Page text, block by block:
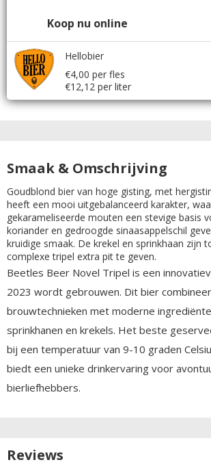
Koop nu online
Hellobier
€4,00 per fles
€12,12 per liter
Smaak & Omschrijving
Goudblond bier van hoge gisting, met
heeft een mooi uitgebalanceerd karakter,
gekarameliseerde mouten een stevige basis
koriander en gedroogde sinaasappelschil
kruidige smaak. De krekel en sprinkhaan zijn
complexe tripel extra pit te geven.
Beetles Beer Novel Tripel is een
2023 wordt gebrouwen. Dit bier
brouwtechnieken met moderne
sprinkhanen en krekels. Het beste
bij een temperatuur van 9-10 graden
biedt een unieke drinkervaring voor
bierliefhebbers.
Reviews